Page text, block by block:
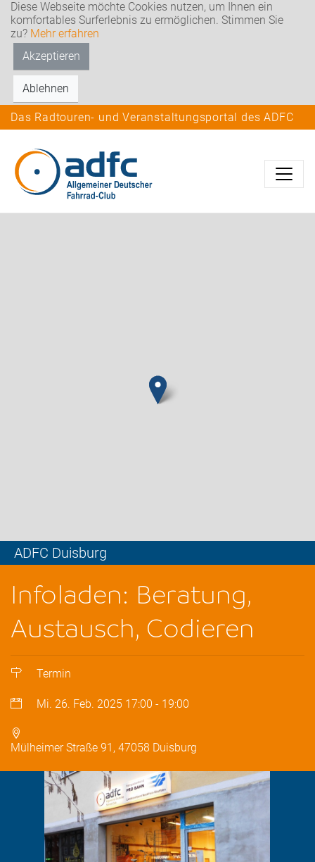
Diese Webseite möchte Cookies nutzen, um Ihnen ein
komfortables Surferlebnis zu ermöglichen. Stimmen Sie
zu? Mehr erfahren
Akzeptieren
Ablehnen
Das Radtouren- und Veranstaltungsportal des ADFC
ADFC Duisburg
Infoladen: Beratung,
Austausch, Codieren
Termin
Mi. 26. Feb. 2025 17:00 - 19:00
Mülheimer Straße 91, 47058 Duisburg